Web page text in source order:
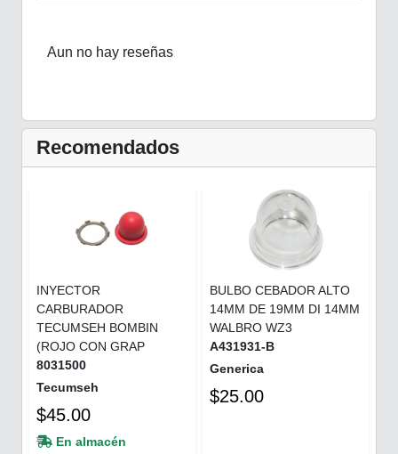
Aun no hay reseñas
Recomendados
INYECTOR
CARBURADOR
TECUMSEH BOMBIN
(ROJO CON GRAP
8031500
Tecumseh
$45.00
En almacén
BULBO CEBADOR ALTO
14MM DE 19MM DI 14MM
WALBRO WZ3
A431931-B
Generica
$25.00